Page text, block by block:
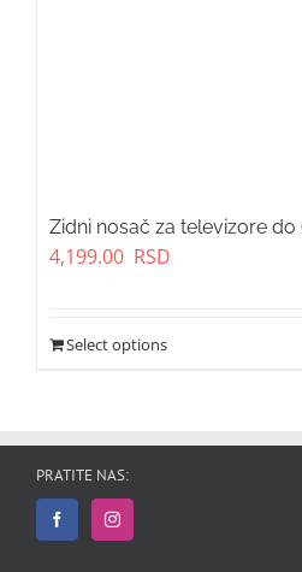
Zidni nosač za televizore do
4,199.00 RSD
Select options
PRATITE NAS: